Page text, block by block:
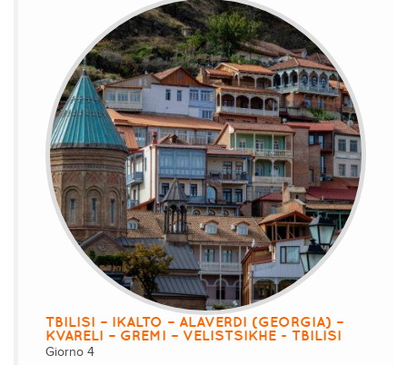
TBILISI – IKALTO – ALAVERDI (GEORGIA) –
KVARELI – GREMI – VELISTSIKHE - TBILISI
Giorno 4